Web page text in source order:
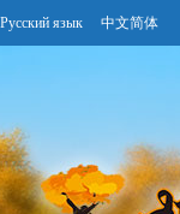
Русский язык 中文简体